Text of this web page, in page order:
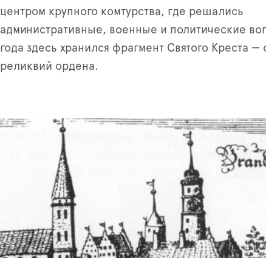
центром крупного комтурства, где решались
административные, военные и политические
года здесь хранился фрагмент Святого Креста —
реликвий ордена.